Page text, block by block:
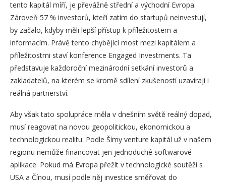
tento kapitál míří, je převážně střední a východní Evropa.
Zároveň 57 % investorů, kteří zatím do startupů neinvestují,
by začalo, kdyby měli lepší přístup k příležitostem a
informacím. Právě tento chybějící most mezi kapitálem a
příležitostmi staví konference Engaged Investments. Ta
představuje každoroční mezinárodní setkání investorů a
zakladatelů, na kterém se kromě sdílení zkušeností uzavírají i
reálná partnerství.
Aby však tato spolupráce měla v dnešním světě reálný dopad,
musí reagovat na novou geopolitickou, ekonomickou a
technologickou realitu. Podle Šímy venture kapitál už v našem
regionu nemůže financovat jen jednoduché softwarové
aplikace. Pokud má Evropa přežít v technologické soutěži s
USA a Čínou, musí podle něj investice směřovat do